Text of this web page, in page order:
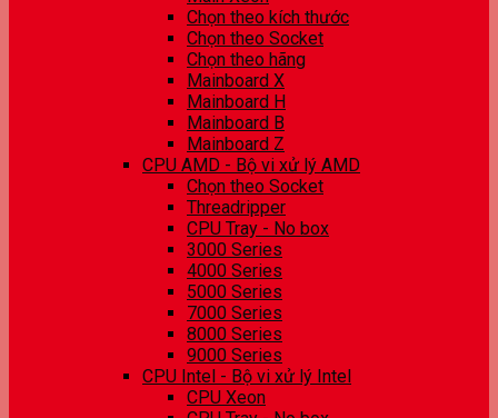
Chọn theo kích thước
Chọn theo Socket
Chọn theo hãng
Mainboard X
Mainboard H
Mainboard B
Mainboard Z
CPU AMD - Bộ vi xử lý AMD
Chọn theo Socket
Threadripper
CPU Tray - No box
3000 Series
4000 Series
5000 Series
7000 Series
8000 Series
9000 Series
CPU Intel - Bộ vi xử lý Intel
CPU Xeon